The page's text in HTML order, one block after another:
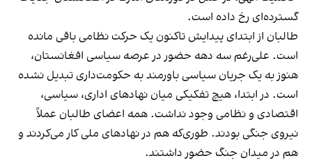
گسترده‌ای رخ داده است.
طالبان از ابتدای پیدایش تاکنون یک حرکت نظامی باقی مانده
است. علی‌رغم سه دهه حضور در عرصه سیاسی افغانستان،
هنوز به یک جریان سیاسی باورمند به حکومت‌داری تبدیل نشده
است. در ابتدا، هیچ تفکیکی میان نهادهای اداری، سیاسی،
اقتصادی و نظامی وجود نداشت. همه اعضای طالبان عملاً
نیروی جنگی بودند. طوری‌که هم در نهادهای ملی کار می‌کردند و
هم در میدان جنگ حضور داشتند.